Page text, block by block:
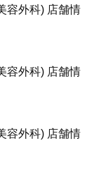
容外科) 店舗情
容外科) 店舗情
容外科) 店舗情